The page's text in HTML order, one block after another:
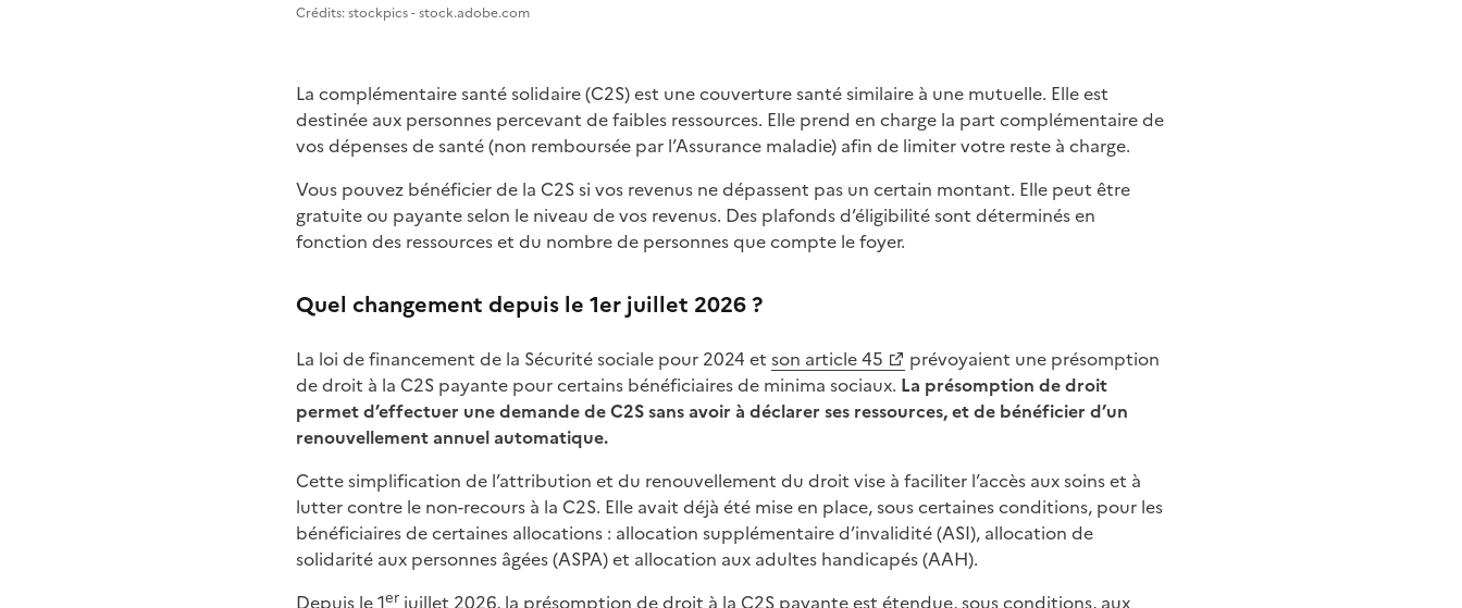
Image 1
Crédits: stockpics - stock.adobe.com
La complémentaire santé solidaire (C2S) est une couverture santé similaire à une mutuelle. Elle est
destinée aux personnes percevant de faibles ressources. Elle prend en charge la part complémentaire de
vos dépenses de santé (non remboursée par l’Assurance maladie) afin de limiter votre reste à charge.
Vous pouvez bénéficier de la C2S si vos revenus ne dépassent pas un certain montant. Elle peut être
gratuite ou payante selon le niveau de vos revenus. Des plafonds d’éligibilité sont déterminés en
fonction des ressources et du nombre de personnes que compte le foyer.
Quel changement depuis le 1er juillet 2026 ?
La loi de financement de la Sécurité sociale pour 2024 et son article 45
prévoyaient une présomption
de droit à la C2S payante pour certains bénéficiaires de minima sociaux. La présomption de droit
permet d’effectuer une demande de C2S sans avoir à déclarer ses ressources, et de bénéficier d’un
renouvellement annuel automatique.
Cette simplification de l’attribution et du renouvellement du droit vise à faciliter l’accès aux soins et à
lutter contre le non-recours à la C2S. Elle avait déjà été mise en place, sous certaines conditions, pour les
bénéficiaires de certaines allocations : allocation supplémentaire d’invalidité (ASI), allocation de
solidarité aux personnes âgées (ASPA) et allocation aux adultes handicapés (AAH).
Depuis le 1er juillet 2026, la présomption de droit à la C2S payante est étendue, sous conditions, aux